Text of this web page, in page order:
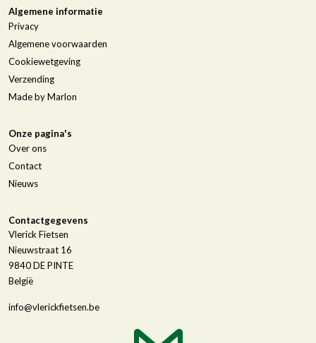
Algemene informatie
Privacy
Algemene voorwaarden
Cookiewetgeving
Verzending
Made by Marlon
Onze pagina's
Over ons
Contact
Nieuws
Contactgegevens
Vlerick Fietsen
Nieuwstraat 16
9840DE PINTE
België
info@vlerickfietsen.be